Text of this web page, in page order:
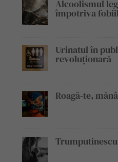
Alcoolismul
împotriva
Urinatul în
revoluționară
Roagă-te,
Trumputinescu